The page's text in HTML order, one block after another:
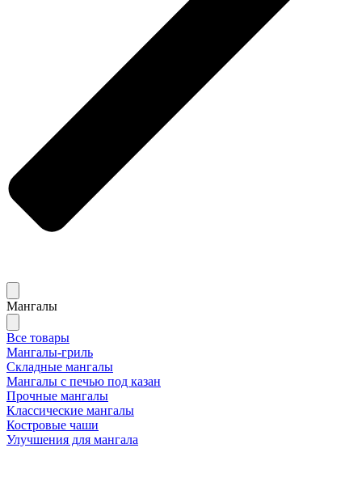
Мангалы
Все товары
Мангалы-гриль
Складные мангалы
Мангалы с печью под казан
Прочные мангалы
Классические мангалы
Костровые чаши
Улучшения для мангала